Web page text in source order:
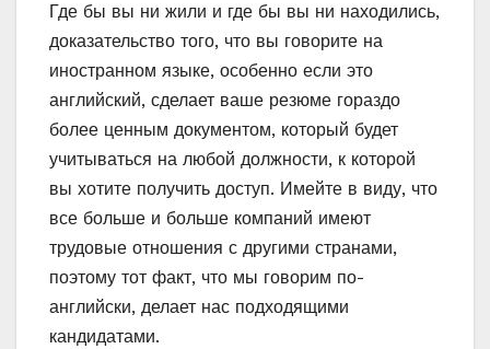
Где бы вы ни жили и где бы вы ни находились,
доказательство того, что вы говорите на
иностранном языке, особенно если это
английский, сделает ваше резюме гораздо
более ценным документом, который будет
учитываться на любой должности, к которой
вы хотите получить доступ. Имейте в виду, что
все больше и больше компаний имеют
трудовые отношения с другими странами,
поэтому тот факт, что мы говорим по-
английски, делает нас подходящими
кандидатами.